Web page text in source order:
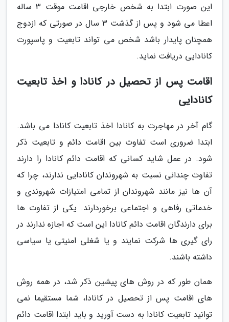
این صورت ابتدا به شخص خارجی اقامت موقت 3 ساله
اعطا می شود و پس از گذشت 3 سال در صورتی که ازدوج
همچنان پایدار باشد شخص می تواند تابعیت و پاسپورت
کانادایی دریافت نماید.
اقامت پس از تحصیل در کانادا و اخذ تابعیت
کانادایی
گام آخر در مهاجرت به کانادا اخذ تابعیت کانادا می باشد.
ابتدا ضروری است تفاوت بین اقامت دائم و تابعیت ذکر
شود. در عمل شاید کسانی که اقامت دائم کانادا را دارند
تفاوت چندانی نسبت به شهروندان کانادایی ندارند، چرا که
آن ها نیز مانند شهروندان از تمامی امتیازات شهروندی و
خدماتی رفاهی و اجتماعی برخوردارند. یکی از تفاوت ها
برای دارندگان اقامت دائم کانادا این است که اجازه ندارند در
رای گیری ها شرکت نمایند و یا شغلی امنیتی یا سیاسی
داشته باشند.
همان طور که در روش های پیشین ذکر شد، در همه روش
های اقامت پس از تحصیل در کانادا، شما مستقیما نمی
توانید تابعیت کانادا به دست آورید و باید ابتدا اقامت دائم